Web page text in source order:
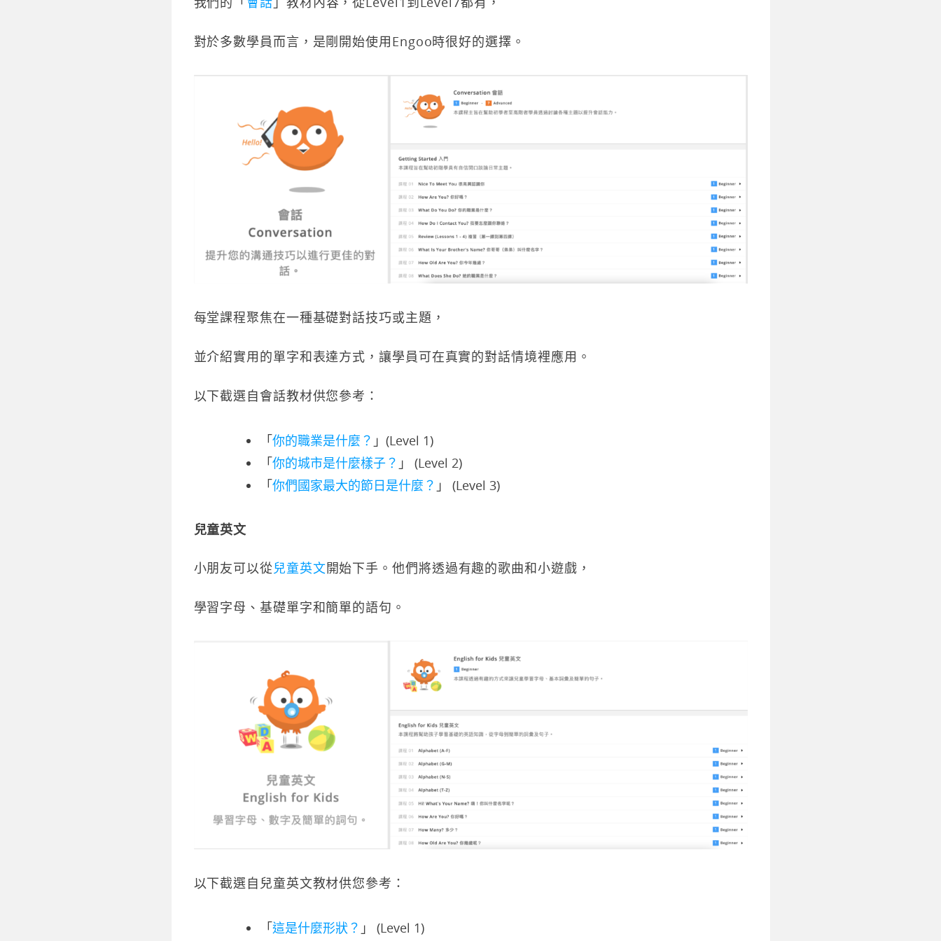
對於多數學員而言，是剛開始使用Engoo時很好的選擇。
每堂課程聚焦在一種基礎對話技巧或主題，
並介紹實用的單字和表達方式，讓學員可在真實的對話情境裡應用。
以下截選自會話教材供您參考：
「你的職業是什麼？ 」(Level 1)
「你的城市是什麼樣子？ 」 (Level 2)
「你們國家最大的節日是什麼？ 」 (Level 3)
兒童英文
小朋友可以從兒童英文開始下手。他們將透過有趣的歌曲和小遊戲，
學習字母、基礎單字和簡單的語句。
以下截選自兒童英文教材供您參考：
「這是什麼形狀？ 」 (Level 1)